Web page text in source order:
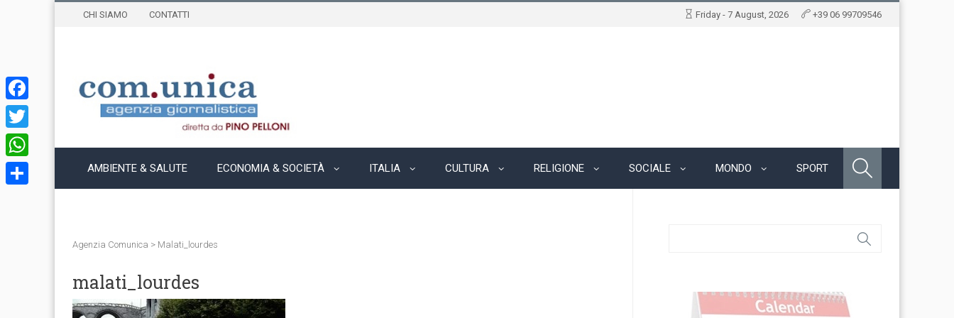
CHI SIAMO CONTATTI Friday - 7 August, 2026 +39 06 99709546
AMBIENTE & SALUTE ECONOMIA & SOCIETÀ ITALIA CULTURA RELIGIONE SOCIALE MONDO SPORT
Agenzia Comunica > Malati_lourdes
malati_lourdes
Facebook
Twitter
WhatsApp